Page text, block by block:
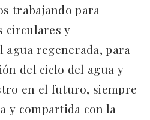
trabajando para
circulares y
agua regenerada, para
del ciclo del agua y
en el futuro, siempre
y compartida con la